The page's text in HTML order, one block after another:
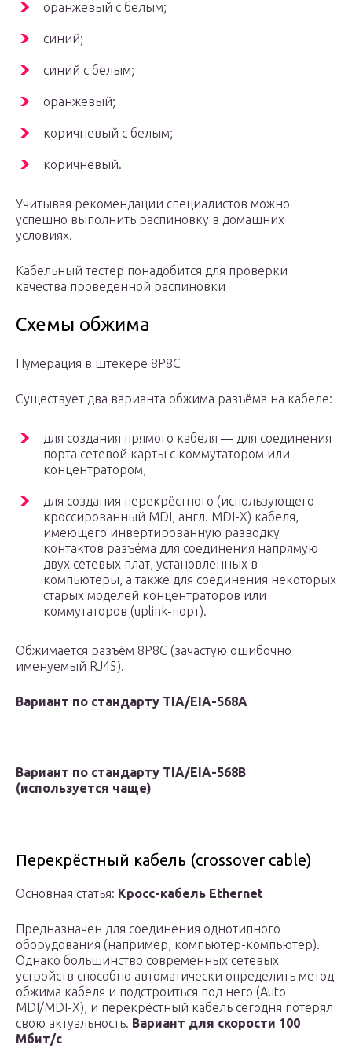
оранжевый с белым;
синий;
синий с белым;
оранжевый;
коричневый с белым;
коричневый.
Учитывая рекомендации специалистов можно
успешно выполнить распиновку в домашних
условиях.
Кабельный тестер понадобится для проверки
качества проведенной распиновки
Схемы обжима
Нумерация в штекере 8P8C
Существует два варианта обжима разъёма на кабеле:
для создания прямого кабеля — для соединения
порта сетевой карты с коммутатором или
концентратором,
для создания перекрёстного (использующего
кроссированный MDI, англ. MDI-X) кабеля,
имеющего инвертированную разводку
контактов разъёма для соединения напрямую
двух сетевых плат, установленных в
компьютеры, а также для соединения некоторых
старых моделей концентраторов или
коммутаторов (uplink-порт).
Обжимается разъём 8P8C (зачастую ошибочно
именуемый RJ45).
Вариант по стандарту TIA/EIA-568A
Вариант по стандарту TIA/EIA-568B
(используется чаще)
Перекрёстный кабель (crossover cable)
Основная статья: Кросс-кабель Ethernet
Предназначен для соединения однотипного
оборудования (например, компьютер-компьютер).
Однако большинство современных сетевых
устройств способно автоматически определить метод
обжима кабеля и подстроиться под него (Auto
MDI/MDI-X), и перекрёстный кабель сегодня потерял
свою актуальность. Вариант для скорости 100
Мбит/с